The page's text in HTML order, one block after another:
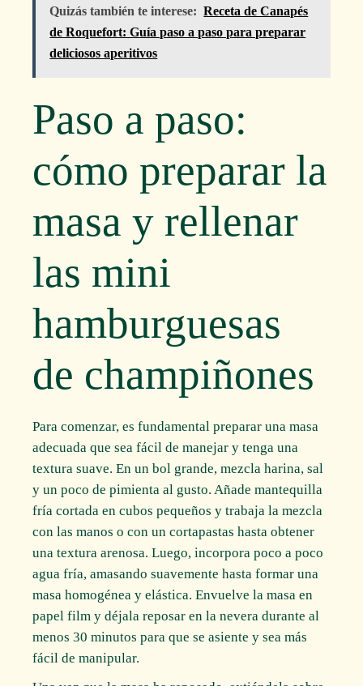
Quizás también te interese: Receta de Canapés
de Roquefort: Guía paso a paso para preparar
deliciosos aperitivos
Paso a paso:
cómo preparar la
masa y rellenar
las mini
hamburguesas
de champiñones
Para comenzar, es fundamental preparar una masa
adecuada que sea fácil de manejar y tenga una
textura suave. En un bol grande, mezcla harina, sal
y un poco de pimienta al gusto. Añade mantequilla
fría cortada en cubos pequeños y trabaja la mezcla
con las manos o con un cortapastas hasta obtener
una textura arenosa. Luego, incorpora poco a poco
agua fría, amasando suavemente hasta formar una
masa homogénea y elástica. Envuelve la masa en
papel film y déjala reposar en la nevera durante al
menos 30 minutos para que se asiente y sea más
fácil de manipular.